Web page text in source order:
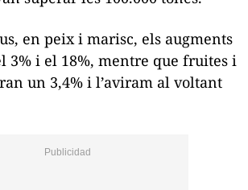
en peix i marisc, els augments
3% i el 18%, mentre que fruites i
un 3,4% i l’aviram al voltant